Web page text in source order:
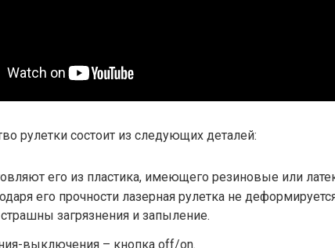
рулетки состоит из следующих деталей:
его из пластика, имеющего резиновые или
его прочности лазерная рулетка не
загрязнения и запыление.
выключения – кнопка off/on.